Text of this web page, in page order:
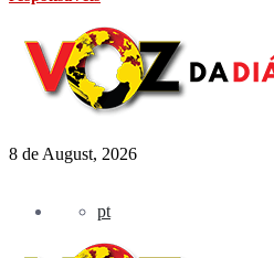
8 de August, 2026
pt